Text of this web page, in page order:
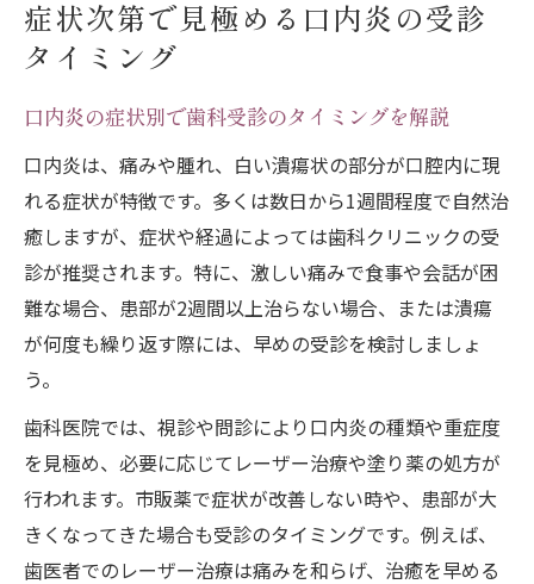
症状次第で見極める口内炎の受診
タイミング
口内炎の症状別で歯科受診のタイミングを解説
口内炎は、痛みや腫れ、白い潰瘍状の部分が口腔内に現
れる症状が特徴です。多くは数日から1週間程度で自然治
癒しますが、症状や経過によっては歯科クリニックの受
診が推奨されます。特に、激しい痛みで食事や会話が困
難な場合、患部が2週間以上治らない場合、または潰瘍
が何度も繰り返す際には、早めの受診を検討しましょ
う。
歯科医院では、視診や問診により口内炎の種類や重症度
を見極め、必要に応じてレーザー治療や塗り薬の処方が
行われます。市販薬で症状が改善しない時や、患部が大
きくなってきた場合も受診のタイミングです。例えば、
歯医者でのレーザー治療は痛みを和らげ、治癒を早める